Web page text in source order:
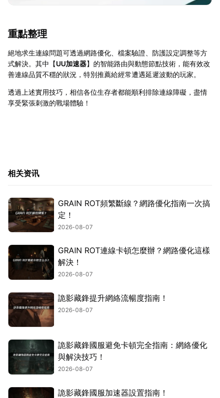
重點整理
絕地求生連線問題可透過網路優化、檔案驗證、防護設定調整等方
式解決。其中【UU加速器】的智能路由與動態節點技術，能有效改
善連線品質不穩的狀況，特別推薦給經常遭遇延遲波動的玩家。
透過上述實用技巧，相信各位生存者都能順利排除連線障礙，盡情
享受緊張刺激的戰場體驗！
相关资讯
GRAIN ROT頻繁斷線？網路優化指南一次搞
定！
2026-08-07
GRAIN ROT連線卡頓怎麼辦？網路優化這樣
解決！
2026-08-07
詭影藏鋒提升網絡流暢度指南！
2026-08-07
詭影藏鋒國服避免卡頓完全指南：網絡優化
與解決技巧！
2026-08-07
詭影藏鋒國服加速器設置指南！